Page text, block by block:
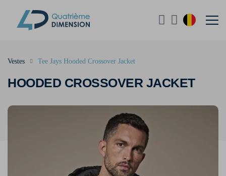
HOODED CROSSOVER JACKET
Vestes Tee Jays Hooded Crossover Jacket